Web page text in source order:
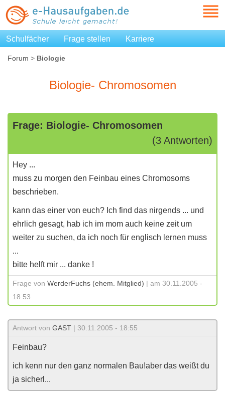
Schulfächer Frage stellen Karriere
Forum > Biologie
Biologie- Chromosomen
Frage: Biologie- Chromosomen
(3 Antworten)
Hey ...
muss zu morgen den Feinbau eines Chromosoms
beschrieben.
kann das einer von euch? Ich find das nirgends ... und
ehrlich gesagt, hab ich im mom auch keine zeit um
weiter zu suchen, da ich noch für englisch lernen muss
...
bitte helft mir ... danke !
Frage von WerderFuchs (ehem. Mitglied) | am 30.11.2005 -
18:53
Antwort von GAST | 30.11.2005 - 18:55
Feinbau?
ich kenn nur den ganz normalen Bau!aber das weißt du
ja sicherl...